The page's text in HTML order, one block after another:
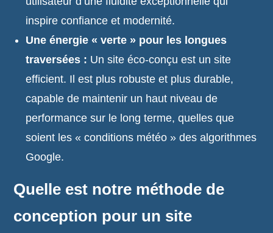
inspire confiance et modernité.
Une énergie « verte » pour les longues
traversées : Un site éco-conçu est un site
efficient. Il est plus robuste et plus durable,
capable de maintenir un haut niveau de
performance sur le long terme, quelles que
soient les « conditions météo » des algorithmes
Google.
Quelle est notre méthode de
conception pour un site